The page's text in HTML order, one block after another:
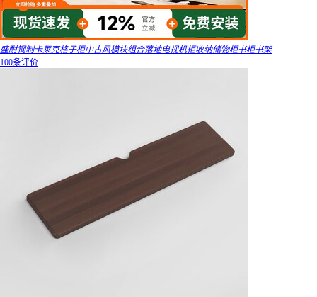
盛耐钢制卡莱克格子柜中古风模块组合落地电视机柜收纳储物柜书柜书架
100条评价